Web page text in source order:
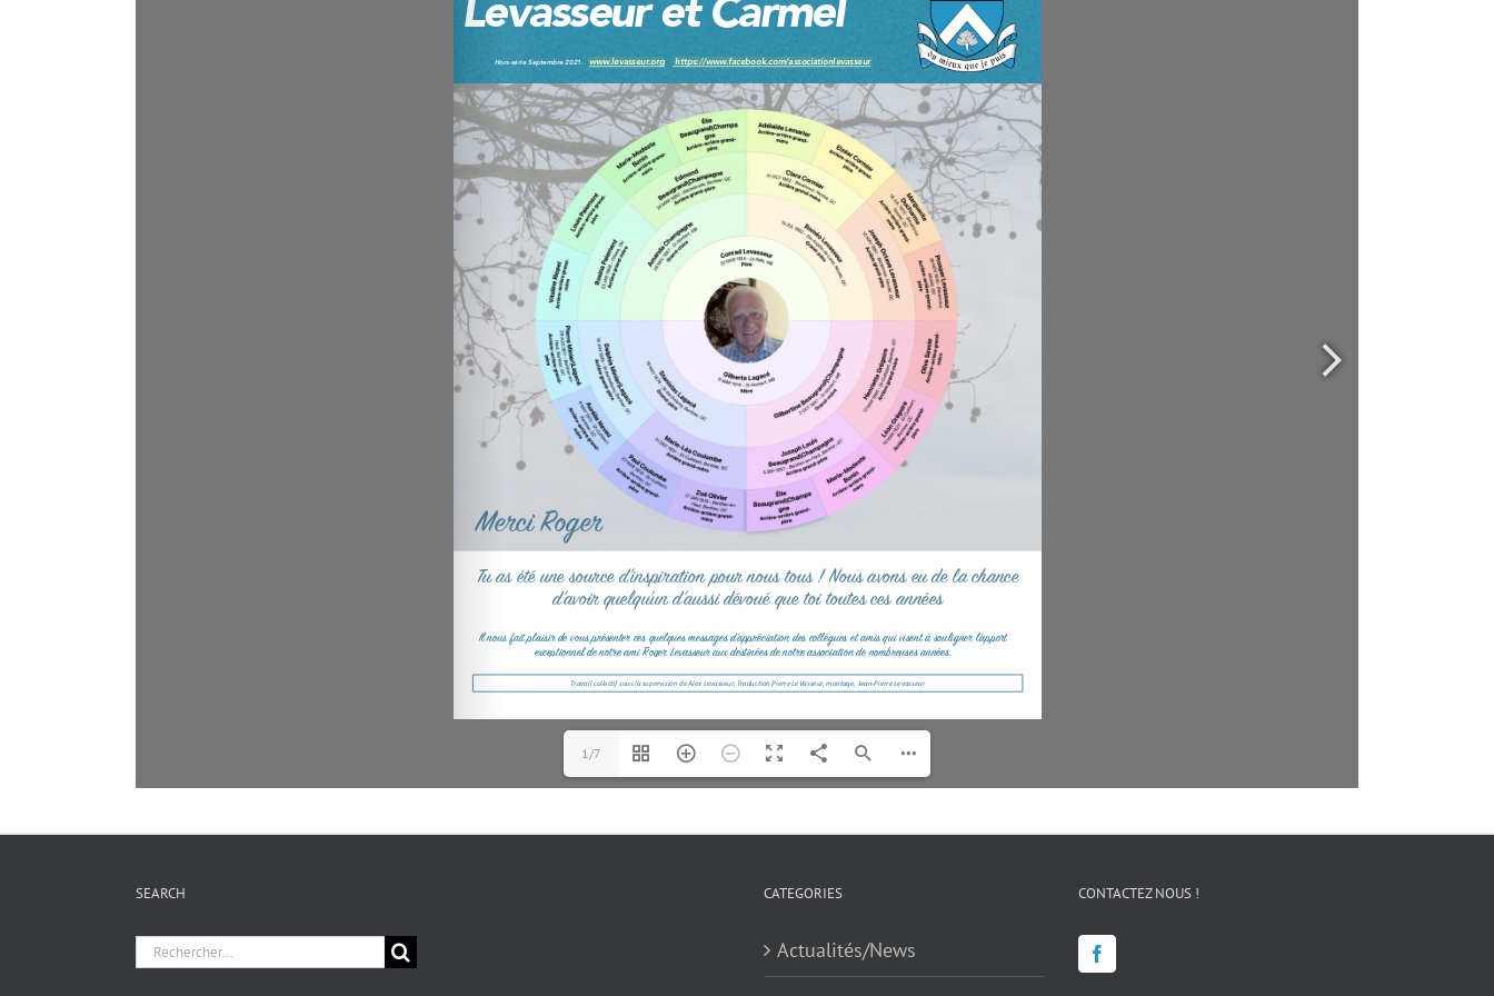
www.levasseur.org https://www.facebook.com/associationlevasseur
www.genealogie.org) pour lequel il a
1/7
SEARCH
Chercher
CATEGORIES
Actualités/News
CONTACTEZ NOUS !